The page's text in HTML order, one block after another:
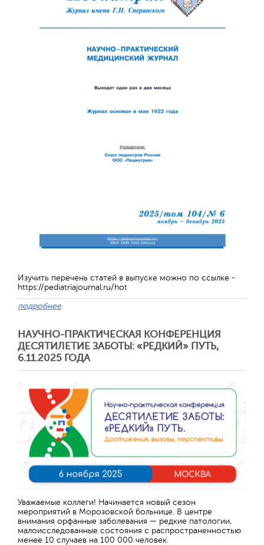
Изучить перечень статей в выпуске можно по ссылке -
https://pediatriajournal.ru/hot
подробнее
НАУЧНО-ПРАКТИЧЕСКАЯ КОНФЕРЕНЦИЯ
ДЕСЯТИЛЕТИЕ ЗАБОТЫ: «РЕДКИЙ» ПУТЬ,
6.11.2025 ГОДА
Уважаемые коллеги! Начинается новый сезон
мероприятий в Морозовской больнице. В центре
внимания орфанные заболевания — редкие патологии,
малоисследованные состояния с распространенностью
менее 10 случаев на 100 000 человек.